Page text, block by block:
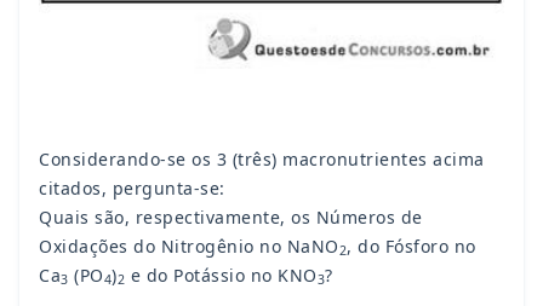
Considerando-se os 3 (três) macronutrientes acima
citados, pergunta-se:
Quais são, respectivamente, os Números de
Oxidações do Nitrogênio no NaNO2, do Fósforo no
Ca3 (PO4)2 e do Potássio no KNO3?